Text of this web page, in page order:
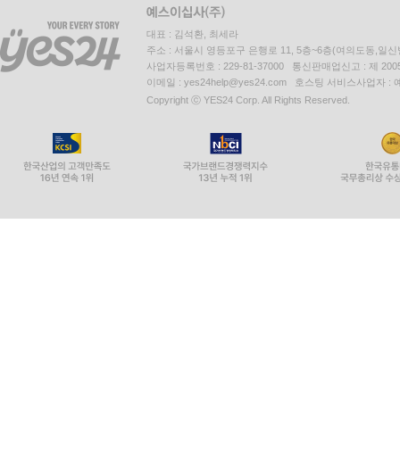
대표 : 김석환, 최세라
주소 : 서울시 영등포구 은행로 11, 5층~6층(여의도동,일신
사업자등록번호 : 229-81-37000 통신판매업신고 : 제
이메일 : yes24help@yes24.com 호스팅 서비스사업자 :
Copyright ⓒ YES24 Corp. All Rights Reserved.